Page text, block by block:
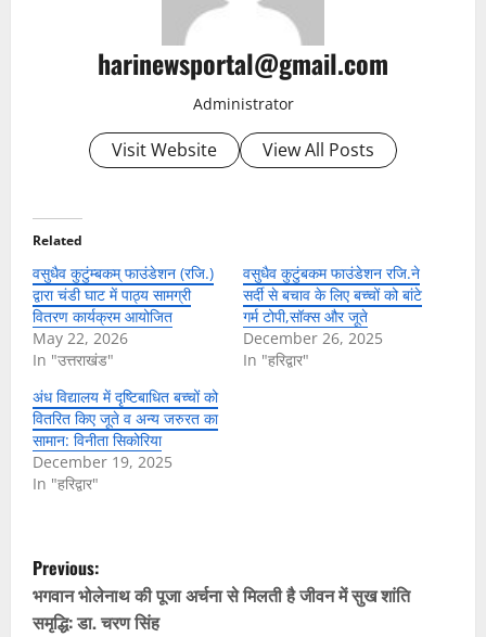
harinewsportal@gmail.com
Administrator
Visit Website View All Posts
Related
वसुधैव कुटुंम्बकम् फाउंडेशन (रजि.)
द्वारा चंडी घाट में पाठ्य सामग्री
वितरण कार्यक्रम आयोजित
May 22, 2026
In "उत्तराखंड"
वसुधैव कुटुंबकम फाउंडेशन रजि.ने
सर्दी से बचाव के लिए बच्चों को बांटे
गर्म टोपी,सॉक्स और जूते
December 26, 2025
In "हरिद्वार"
अंध विद्यालय में दृष्टिबाधित बच्चों को
वितरित किए जूते व अन्य जरुरत का
सामान: विनीता सिकोरिया
December 19, 2025
In "हरिद्वार"
P
o
Previous:
भगवान भोलेनाथ की पूजा अर्चना से मिलती है जीवन में सुख शांति
समृद्धि: डा. चरण सिंह